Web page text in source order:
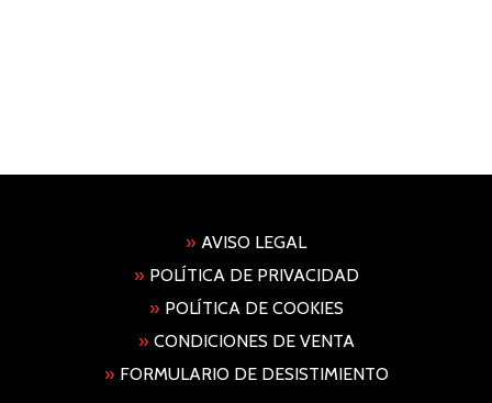
» AVISO LEGAL
» POLÍTICA DE PRIVACIDAD
» POLÍTICA DE COOKIES
» CONDICIONES DE VENTA
» FORMULARIO DE DESISTIMIENTO